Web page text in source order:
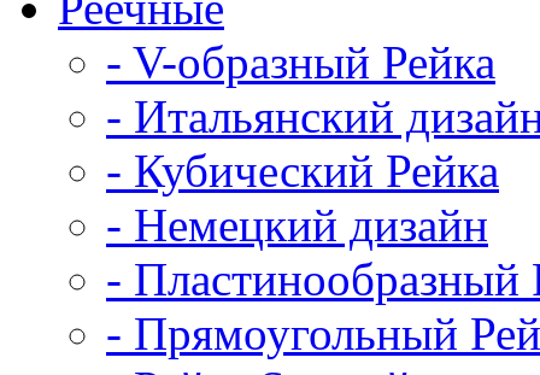
- V-образный Рейка
- Итальянский
- Кубический Рейка
- Немецкий дизайн
- Пластинообразный
- Прямоугольный